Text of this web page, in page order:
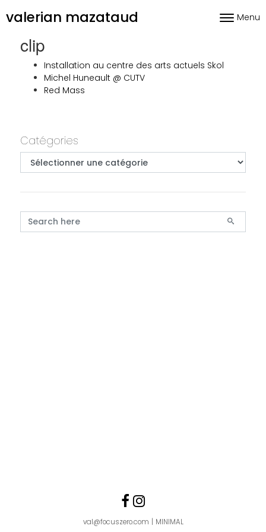
valerian mazataud ToggleMenu
clip
Installation au centre des arts actuels Skol
Michel Huneault @ CUTV
Red Mass
Primary
Catégories
Catégories
Search for:
val@focuszero.com MINIMAL
Like us on
Follow us on